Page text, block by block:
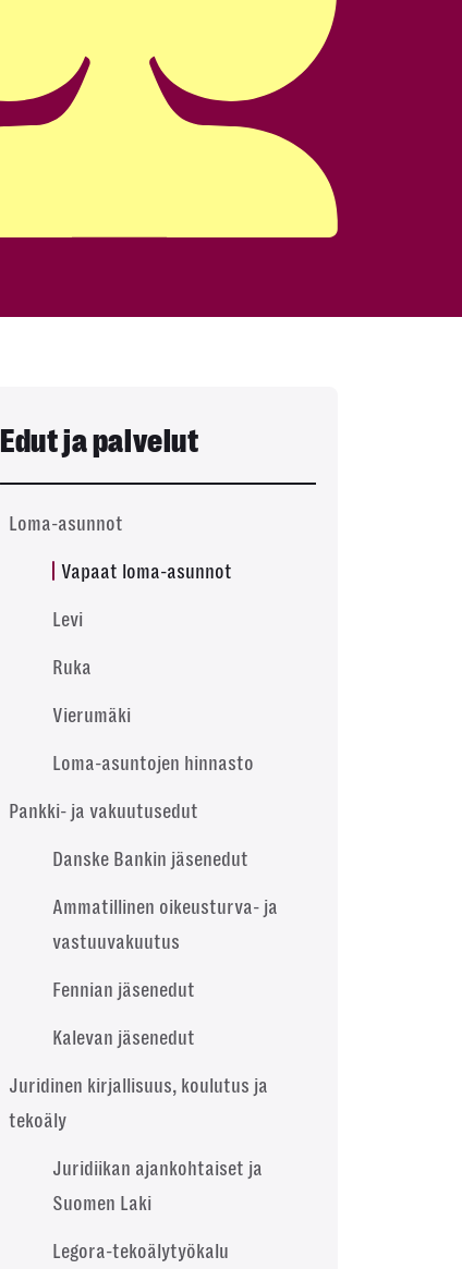
Edut ja palvelut
Loma-asunnot
Vapaat loma-asunnot
Levi
Ruka
Vierumäki
Loma-asuntojen hinnasto
Pankki- ja vakuutusedut
Danske Bankin jäsenedut
Ammatillinen oikeusturva- ja
vastuuvakuutus
Fennian jäsenedut
Kalevan jäsenedut
Juridinen kirjallisuus, koulutus ja
tekoäly
Juridiikan ajankohtaiset ja
Suomen Laki
Legora-tekoälytyökalu